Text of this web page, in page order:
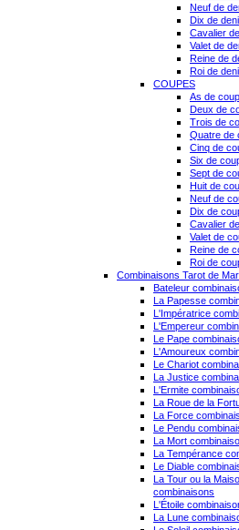
Neuf de
Dix de
Cavalier
Valet de
Reine de
Roi de
COUPES
As de
Deux de
Trois de
Quatre de
Cinq de
Six de
Sept de
Huit de
Neuf de
Dix de
Cavalier
Valet de
Reine de
Roi de
Combinaisons Tarot de
Bateleur
La Papesse
L'Impératrice
L'Empereur
Le Pape
L'Amoureux
Le Chariot
La Justice
L'Ermite
La Roue de la
La Force
Le Pendu
La Mort
La Tempérance
Le Diable
La Tour ou la
combinaisons
L'Étoile
La Lune